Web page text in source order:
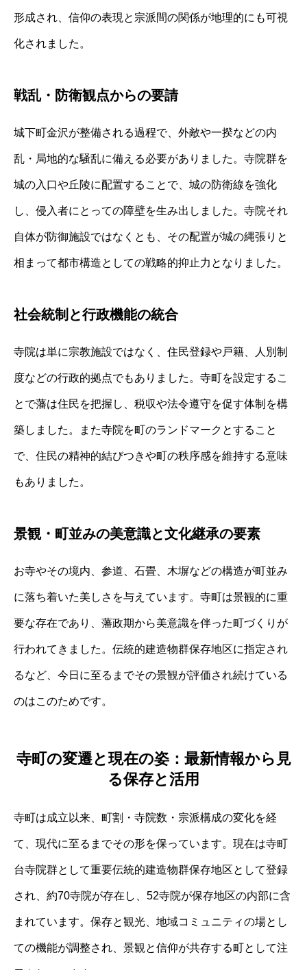
形成され、信仰の表現と宗派間の関係が地理的にも可視
化されました。
戦乱・防衛観点からの要請
城下町金沢が整備される過程で、外敵や一揆などの内
乱・局地的な騒乱に備える必要がありました。寺院群を
城の入口や丘陵に配置することで、城の防衛線を強化
し、侵入者にとっての障壁を生み出しました。寺院それ
自体が防御施設ではなくとも、その配置が城の縄張りと
相まって都市構造としての戦略的抑止力となりました。
社会統制と行政機能の統合
寺院は単に宗教施設ではなく、住民登録や戸籍、人別制
度などの行政的拠点でもありました。寺町を設定するこ
とで藩は住民を把握し、税収や法令遵守を促す体制を構
築しました。また寺院を町のランドマークとすること
で、住民の精神的結びつきや町の秩序感を維持する意味
もありました。
景観・町並みの美意識と文化継承の要素
お寺やその境内、参道、石畳、木塀などの構造が町並み
に落ち着いた美しさを与えています。寺町は景観的に重
要な存在であり、藩政期から美意識を伴った町づくりが
行われてきました。伝統的建造物群保存地区に指定され
るなど、今日に至るまでその景観が評価され続けている
のはこのためです。
寺町の変遷と現在の姿：最新情報から見
る保存と活用
寺町は成立以来、町割・寺院数・宗派構成の変化を経
て、現代に至るまでその形を保っています。現在は寺町
台寺院群として重要伝統的建造物群保存地区として登録
され、約70寺院が存在し、52寺院が保存地区の内部に含
まれています。保存と観光、地域コミュニティの場とし
ての機能が調整され、景観と信仰が共存する町として注